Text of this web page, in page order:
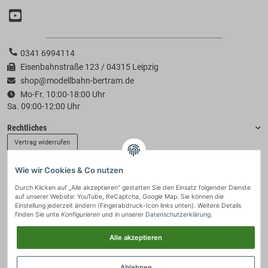
0341 6994114
Eisenbahnstraße 123 / 04315 Leipzig
shop@modellbahn-bertram.de
Mo-Fr. 10:00-18:00 Uhr
Sa. 09:00-12:00 Uhr
Rechtliches
Vertrag widerrufen
Zahlung & Versand
Wie wir Cookies & Co nutzen
Durch Klicken auf „Alle akzeptieren“ gestatten Sie den Einsatz folgender Dienste
auf unserer Website: YouTube, ReCaptcha, Google Map. Sie können die
Einstellung jederzeit ändern (Fingerabdruck-Icon links unten). Weitere Details
finden Sie unte Konfigurieren und in unserer Datenschutzerklärung.
Alle akzeptieren